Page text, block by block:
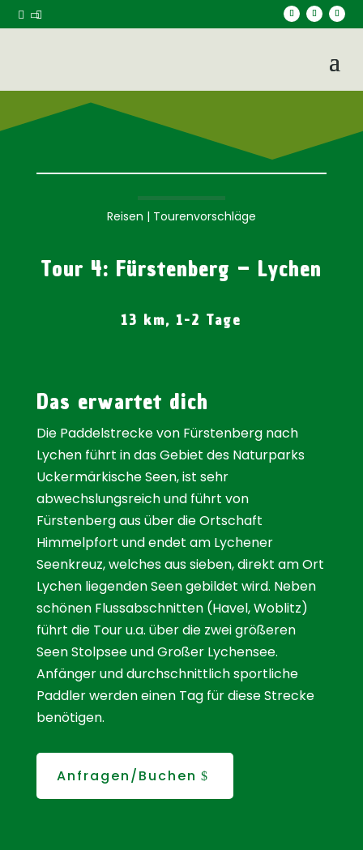
 
Reisen | Tourenvorschläge
Tour 4: Fürstenberg – Lychen
13 km, 1-2 Tage
Das erwartet dich
Die Paddelstrecke von Fürstenberg nach
Lychen führt in das Gebiet des Naturparks
Uckermärkische Seen, ist sehr
abwechslungsreich und führt von
Fürstenberg aus über die Ortschaft
Himmelpfort und endet am Lychener
Seenkreuz, welches aus sieben, direkt am Ort
Lychen liegenden Seen gebildet wird. Neben
schönen Flussabschnitten (Havel, Woblitz)
führt die Tour u.a. über die zwei größeren
Seen Stolpsee und Großer Lychensee.
Anfänger und durchschnittlich sportliche
Paddler werden einen Tag für diese Strecke
benötigen.
Anfragen/Buchen